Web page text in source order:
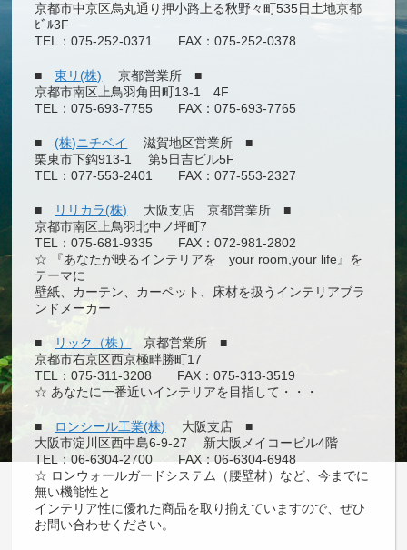
京都市中京区烏丸通り押小路上る秋野々町535日土地京都
ﾋﾞﾙ3F
TEL：075-252-0371 FAX：075-252-0378
■東リ(株) 京都営業所 ■
京都市南区上鳥羽角田町13-1 4F
TEL：075-693-7755 FAX：075-693-7765
■ (株)ニチベイ
滋賀地区営業所 ■
栗東市下鈎913-1 第5日吉ビル5F
TEL：077-553-2401 FAX：077-553-2327
■ リリカラ(株) 大阪支店 京都営業所 ■
京都市南区上鳥羽北中ノ坪町7
TEL：075-681-9335 FAX：072-981-2802
☆ 『あなたが映るインテリアを your room,your life』を
テーマに
壁紙、カーテン、カーペット、床材を扱うインテリアブラ
ンドメーカー
■ リック（株）
京都営業所 ■
京都市右京区西京極畔勝町17
TEL：075-311-3208 FAX：075-313-3519
☆ あなたに一番近いインテリアを目指して・・・
■ ロンシール工業(株) 大阪支店 ■
大阪市淀川区西中島6-9-27 新大阪メイコービル4階
TEL：06-6304-2700 FAX：06-6304-6948
☆ ロンウォールガードシステム（腰壁材）など、今までに
無い機能性と
インテリア性に優れた商品を取り揃えていますので、ぜひ
お問い合わせください。